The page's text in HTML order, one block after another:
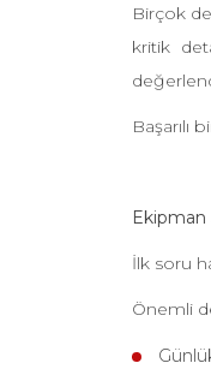
Birçok
kritik
Başarılı
İlk soru
Önemli